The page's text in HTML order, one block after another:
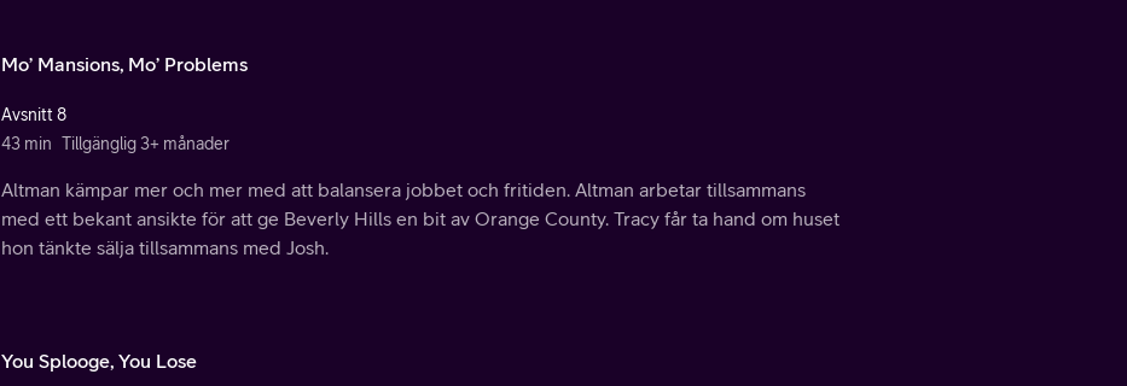
Mo’ Mansions, Mo’ Problems
Avsnitt 8
43 min Tillgänglig 3+ månader
Altman kämpar mer och mer med att balansera jobbet och fritiden. Altman arbetar tillsammans
med ett bekant ansikte för att ge Beverly Hills en bit av Orange County. Tracy får ta hand om huset
hon tänkte sälja tillsammans med Josh.
You Splooge, You Lose